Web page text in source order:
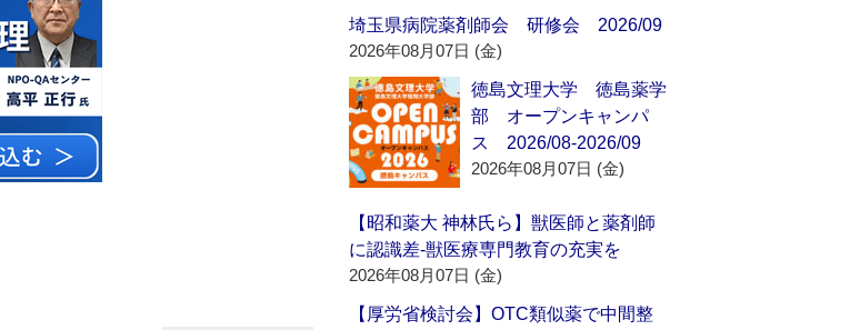
埼玉県病院薬剤師会 研修会 2026/09
2026年08月07日 (金)
徳島文理大学 徳島薬学
部 オープンキャンパ
ス 2026/08-2026/09
2026年08月07日 (金)
【昭和薬大 神林氏ら】獣医師と薬剤師
に認識差‐獣医療専門教育の充実を
2026年08月07日 (金)
【厚労省検討会】OTC類似薬で中間整